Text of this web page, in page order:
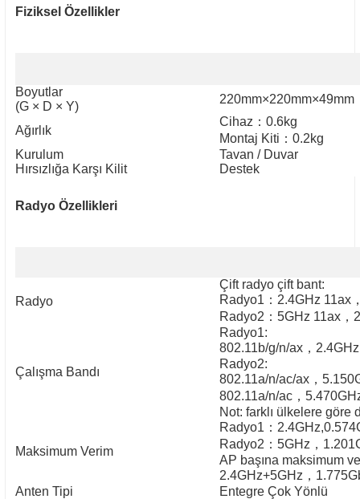
Fiziksel Özellikler
Boyutlar
(G × D × Y)
220mm×220mm×49mm
Ağırlık
Cihaz ： 0.6kg
Montaj Kiti ： 0.2kg
Kurulum
Tavan / Duvar
Hırsızlığa Karşı Kilit
Destek
Radyo Özellikleri
Radyo
Çift radyo çift bant:
Radyo1 ： 2.4GHz 11ax
Radyo2 ： 5GHz 11ax ，
Çalışma Bandı
Radyo1:
802.11b/g/n/ax ， 2.4GHz
Radyo2:
802.11a/n/ac/ax ，
802.11a/n/ac ，
Not: farklı ülkelere göre
Maksimum Verim
Radyo1 ：
Radyo2 ： 5GHz ，
AP başına maksimum
2.4GHz+5GHz ，
Anten Tipi
Entegre Çok Yönlü